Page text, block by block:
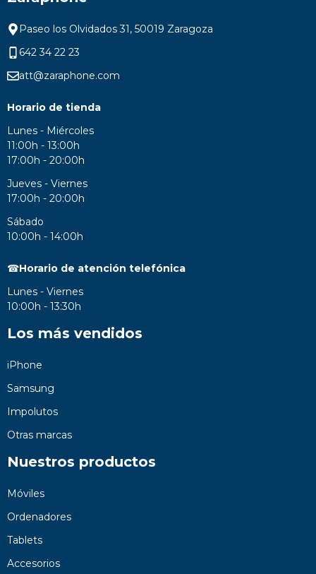
Paseo los Olvidados 31, 50019 Zaragoza
642 34 22 23
att@zaraphone.com
Horario de tienda
Lunes - Miércoles
11:00h - 13:00h
17:00h - 20:00h
Jueves - Viernes
17:00h - 20:00h
Sábado
10:00h - 14:00h
☎Horario de atención telefónica
Lunes - Viernes
10:00h - 13:30h
Los más vendidos
iPhone
Samsung
Impolutos
Otras marcas
Nuestros productos
Móviles
Ordenadores
Tablets
Accesorios